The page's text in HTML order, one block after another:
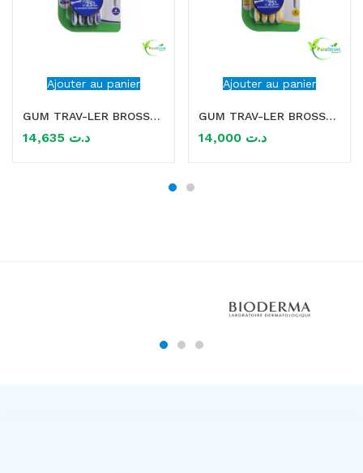
Ajouter au panier
GUM TRAV-LER BROSSETTES x4 1.2MM extra fine mauve
د.ت
Ajouter au panier
GUM TRAV-LER BROSSETTES X4 1.3MM
د.ت